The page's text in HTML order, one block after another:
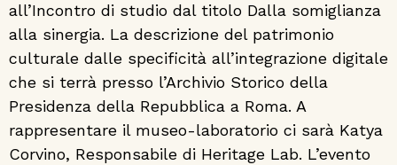
all’Incontro di studio dal titolo Dalla somiglianza
alla sinergia. La descrizione del patrimonio
culturale dalle specificità all’integrazione digitale
che si terrà presso l’Archivio Storico della
Presidenza della Repubblica a Roma. A
rappresentare il museo-laboratorio ci sarà Katya
Corvino, Responsabile di Heritage Lab. L’evento